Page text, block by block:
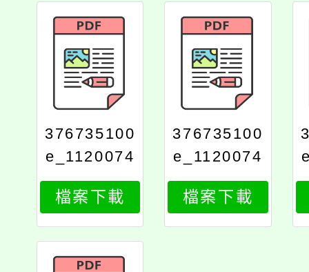
376735100
e_1120074
597_print
檔案下載
376735100
e_1120074
597_attach
2
檔案下載